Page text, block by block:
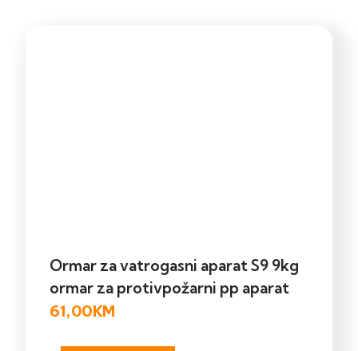
Ormar za vatrogasni aparat S9 9kg
ormar za protivpožarni pp aparat
61,00KM